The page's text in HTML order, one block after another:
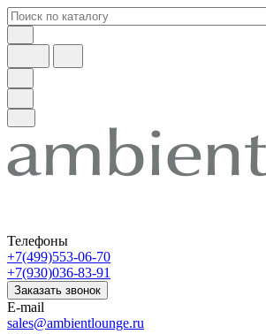
Телефоны
+7(499)553-06-70
+7(930)036-83-91
Заказать звонок
E-mail
sales@ambientlounge.ru